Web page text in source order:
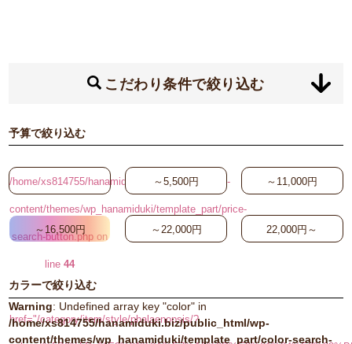
こだわり条件で絞り込む
予算で絞り込む
/home/xs814755/hanamiduki.biz/public_html/wp-
content/themes/wp_hanamiduki/template_part/price-
search-button.php on
line44
"
href="/category/item/style/phalaenopsis/?
～5,500円 ～11,000円
～16,500円 ～22,000円 22,000円～
カラーで絞り込む
Warning: Undefined array key "color" in
/home/xs814755/hanamiduki.biz/public_html/wp-
content/themes/wp_hanamiduki/template_part/color-search-